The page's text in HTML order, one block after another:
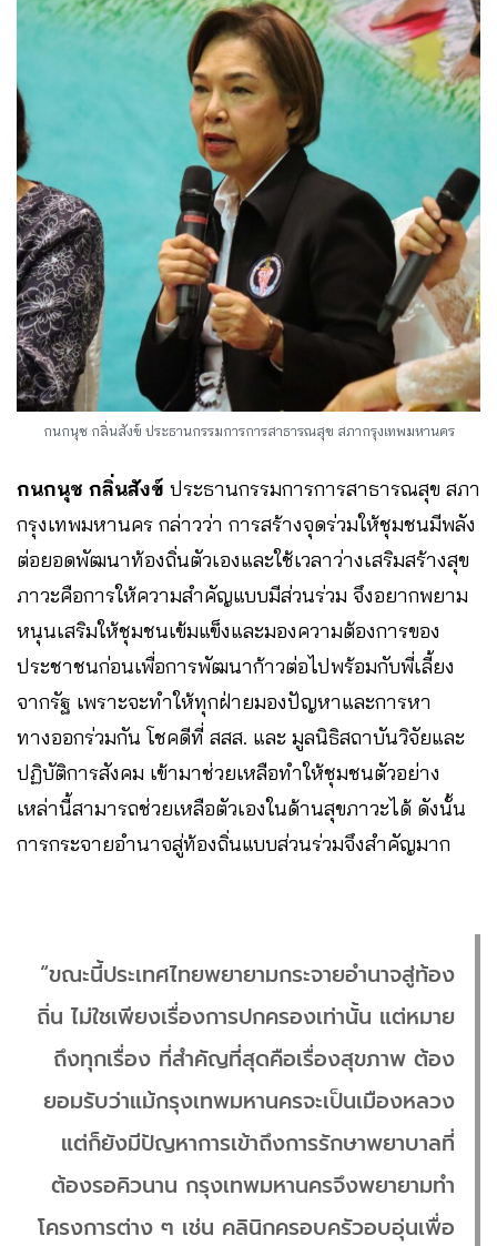
กนกนุช กลิ่นสังข์ ประธานกรรมการการสาธารณสุข สภากรุงเทพมหานคร
กนกนุช กลิ่นสังข์ ประธานกรรมการการสาธารณสุข สภา
กรุงเทพมหานคร กล่าวว่า การสร้างจุดร่วมให้ชุมชนมีพลัง
ต่อยอดพัฒนาท้องถิ่นตัวเองและใช้เวลาว่างเสริมสร้างสุข
ภาวะคือการให้ความสำคัญแบบมีส่วนร่วม จึงอยากพยาม
หนุนเสริมให้ชุมชนเข้มแข็งและมองความต้องการของ
ประชาชนก่อนเพื่อการพัฒนาก้าวต่อไปพร้อมกับพี่เลี้ยง
จากรัฐ เพราะจะทำให้ทุกฝ่ายมองปัญหาและการหา
ทางออกร่วมกัน โชคดีที่ สสส. และ มูลนิธิสถาบันวิจัยและ
ปฏิบัติการสังคม เข้ามาช่วยเหลือทำให้ชุมชนตัวอย่าง
เหล่านี้สามารถช่วยเหลือตัวเองในด้านสุขภาวะได้ ดังนั้น
การกระจายอำนาจสู่ท้องถิ่นแบบส่วนร่วมจึงสำคัญมาก
“ขณะนี้ประเทศไทยพยายามกระจายอำนาจสู่ท้อง
ถิ่น ไม่ใชเพียงเรื่องการปกครองเท่านั้น แต่หมาย
ถึงทุกเรื่อง ที่สำคัญที่สุดคือเรื่องสุขภาพ ต้อง
ยอมรับว่าแม้กรุงเทพมหานครจะเป็นเมืองหลวง
แต่ก็ยังมีปัญหาการเข้าถึงการรักษาพยาบาลที่
ต้องรอคิวนาน กรุงเทพมหานครจึงพยายามทำ
โครงการต่าง ๆ เช่น คลินิกครอบครัวอบอุ่นเพื่อ